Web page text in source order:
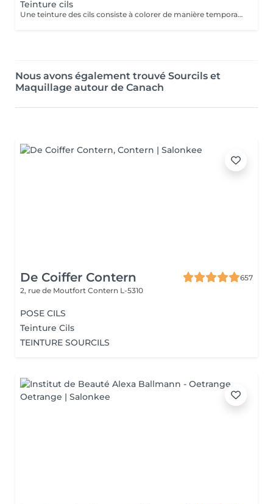
Teinture cils
Une teinture des cils consiste à colorer de manière temporaire, entre 3 semaines à un mois, les cils tout en les gainant afin de faire ressortir leur couleur sans utiliser de maquillage. (Une teinture pour les cils ne peut cependant pas reproduire les effets d un mascara volume ou ayant pour but d allonger les cils. Dans ce cas, il est recommandé d appliquer du mascara sur les cils par-dessus la teinture pour les cils.)
Nous avons également trouvé Sourcils et
Maquillage autour de Canach
De Coiffer Contern
657
2, rue de Moutfort Contern L-5310
POSE CILS
Teinture Cils
TEINTURE SOURCILS